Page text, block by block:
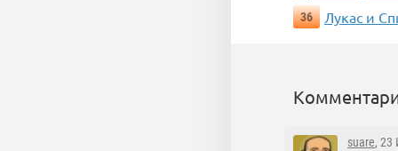
36 Лукас и
suare, 23